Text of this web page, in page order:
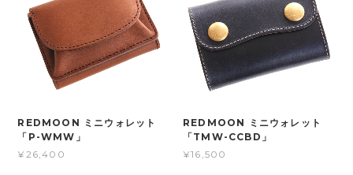
REDMOON ミニウォレット
「P-WMW」
¥26,400
REDMOON ミニウォレット
「TMW-CCBD」
¥16,500